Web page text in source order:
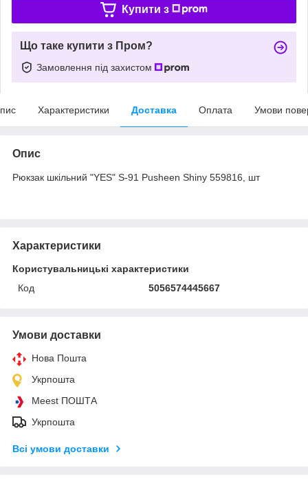
Купити з
Що таке купити з Пром?
Замовлення під захистом
Характеристики Доставка Оплата Умови
Опис
Рюкзак шкільний "YES" S-91 Pusheen Shiny 559816, шт
Характеристики
Користувальницькі характеристики
Код
5056574445667
Умови доставки
Нова Пошта
Укрпошта
Meest ПОШТА
Укрпошта
Всі умови доставки